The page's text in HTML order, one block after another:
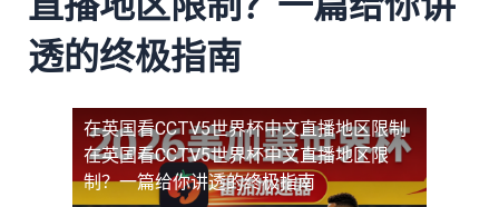
透的终极指南
在英国看CCTV5世界杯中文直播地区限制
在英国看CCTV5世界杯中文直播地区限
制？一篇给你讲透的终极指南